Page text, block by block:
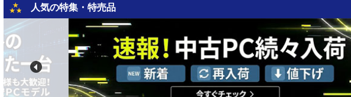
人気の特集・特売品